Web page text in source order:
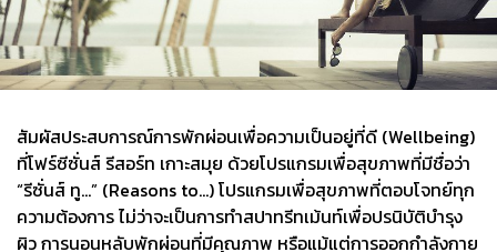
สัมผัสประสบการณ์การพักผ่อนเพื่อความเป็นอยู่ที่ดี (Wellbeing)
ที่โฟร์ซีซั่นส์ รีสอร์ท เกาะสมุย ด้วยโปรแกรมเพื่อสุขภาพที่มีชื่อว่า
“รีซั่นส์ ทู…” (Reasons to…) โปรแกรมเพื่อสุขภาพที่ตอบโจทย์ทุก
ความต้องการ ไม่ว่าจะเป็นการทำสปาทรีทเม้นท์เพื่อปรนิบัติบำรุง
ผิว การนอนหลับพักผ่อนที่มีคุณภาพ หรือแม้แต่การออกกำลังกาย